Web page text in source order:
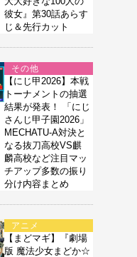
彼女』第30話あらす
じ＆先行カット
その他
【にじ甲2026】本戦
トーナメントの抽選
結果が発表！ 「にじ
さんじ甲子園2026」
MECHATU-A対決と
なる抜刀高校VS麒
麟高校など注目マッ
チアップ多数の振り
分け内容まとめ
アニメ
【まどマギ】『劇場
版 魔法少女まどか☆